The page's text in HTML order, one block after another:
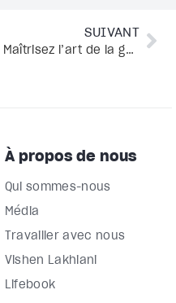
SUIVANT
Maîtrisez l’art de la gestion du temps avec talent !
À propos de nous
Qui sommes-nous
Média
Travailler avec nous
Vishen Lakhiani
Lifebook